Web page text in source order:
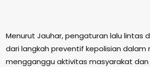
Menurut Jauhar, pengaturan lalu lintas
dari langkah preventif kepolisian
mengganggu aktivitas masyarakat